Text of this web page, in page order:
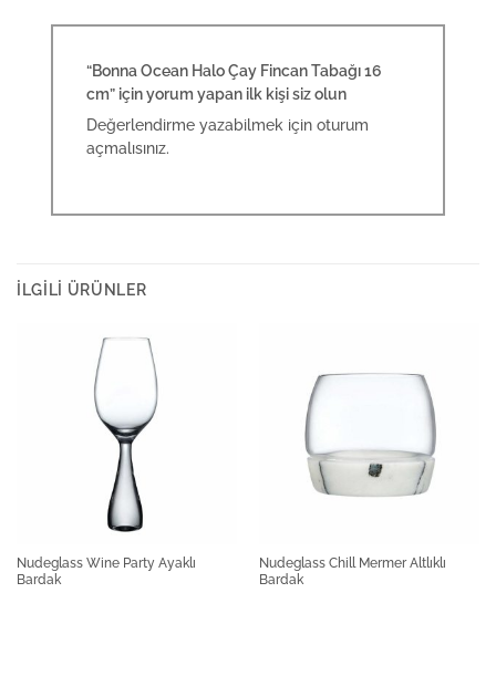
“Bonna Ocean Halo Çay Fincan Tabağı 16
cm” için yorum yapan ilk kişi siz olun
Değerlendirme yazabilmek içinoturum
açmalısınız.
İLGILI ÜRÜNLER
Nudeglass Wine Party Ayaklı
Bardak
Nudeglass Chill Mermer Altlıklı
Bardak